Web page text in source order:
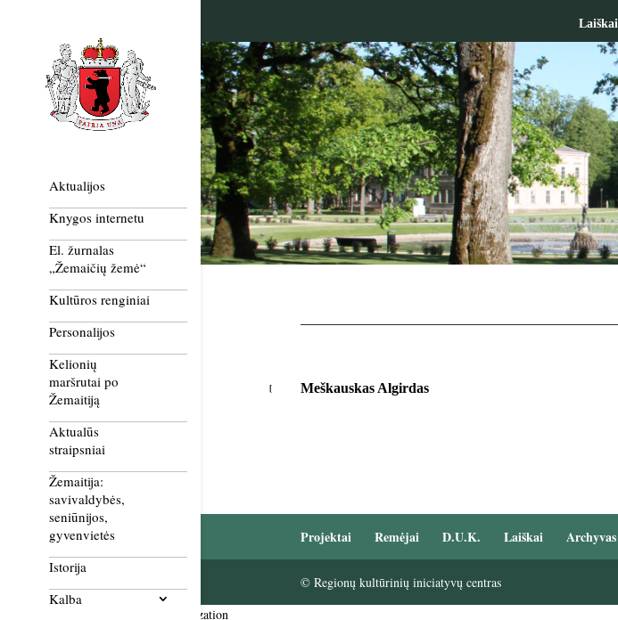
Laiškai
Aktualijos
Knygos internetu
El. žurnalas
„Žemaičių žemė“
Kultūros renginiai
Personalijos
Kelionių
maršrutai po
Žemaitiją
Aktualūs
straipsniai
Žemaitija:
savivaldybės,
seniūnijos,
gyvenvietės
Istorija
Kalba
Meškauskas Algirdas
Projektai Remėjai D.U.K. Laiškai Archyvas
© Regionų kultūrinių iniciatyvų centras
Smush Image Compression and Optimization